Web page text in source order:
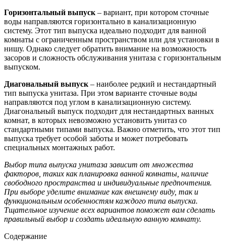
Горизонтальный выпуск – вариант, при котором сточные
воды направляются горизонтально в канализационную
систему. Этот тип выпуска идеально подходит для ванной
комнаты с ограниченным пространством или для установки в
нишу. Однако следует обратить внимание на возможность
засоров и сложность обслуживания унитаза с горизонтальным
выпуском.
Диагональный выпуск – наиболее редкий и нестандартный
тип выпуска унитаза. При этом варианте сточные воды
направляются под углом в канализационную систему.
Диагональный выпуск подходит для нестандартных ванных
комнат, в которых невозможно установить унитаз со
стандартными типами выпуска. Важно отметить, что этот тип
выпуска требует особой заботы и может потребовать
специальных монтажных работ.
Выбор типа выпуска унитаза зависит от множества
факторов, таких как планировка ванной комнаты, наличие
свободного пространства и индивидуальные предпочтения.
При выборе уделите внимание как внешнему виду, так и
функциональным особенностям каждого типа выпуска.
Тщательное изучение всех вариантов поможет вам сделать
правильный выбор и создать идеальную ванную комнату.
Содержание